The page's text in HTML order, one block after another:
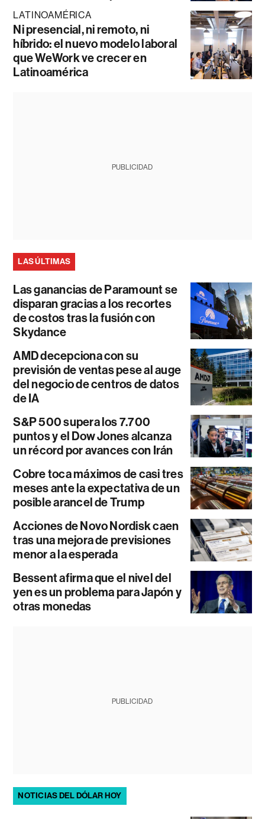
LATINOAMÉRICA
Ni presencial, ni remoto, ni
híbrido: el nuevo modelo laboral
que WeWork ve crecer en
Latinoamérica
PUBLICIDAD
LAS ÚLTIMAS
Las ganancias de Paramount se
disparan gracias a los recortes
de costos tras la fusión con
Skydance
AMD decepciona con su
previsión de ventas pese al auge
del negocio de centros de datos
de IA
S&P 500 supera los 7.700
puntos y el Dow Jones alcanza
un récord por avances con Irán
Cobre toca máximos de casi tres
meses ante la expectativa de un
posible arancel de Trump
Acciones de Novo Nordisk caen
tras una mejora de previsiones
menor a la esperada
Bessent afirma que el nivel del
yen es un problema para Japón y
otras monedas
PUBLICIDAD
NOTICIAS DEL DÓLAR HOY